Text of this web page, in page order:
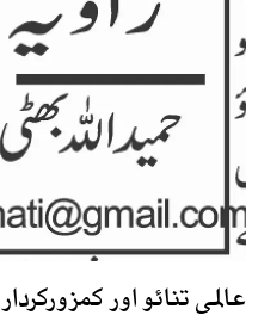
عالمی تنائو اور کمزورکردار